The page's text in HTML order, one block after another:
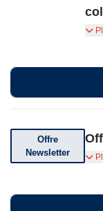
de
Offre
Newsletter